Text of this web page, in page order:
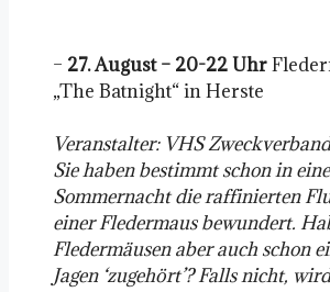
– 27. August – 20-22 Uhr
„The Batnight“ in Herste
Veranstalter: VHS Zweckverband
Sie haben bestimmt schon in
Sommernacht die raffinierten
einer Fledermaus bewundert.
Fledermäusen aber auch schon
Jagen ‘zugehört’? Falls nicht,